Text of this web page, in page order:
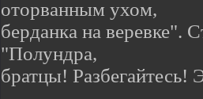
оторванным ухом,
берданка на веревке".
"Полундра,
братцы! Разбегайтесь!